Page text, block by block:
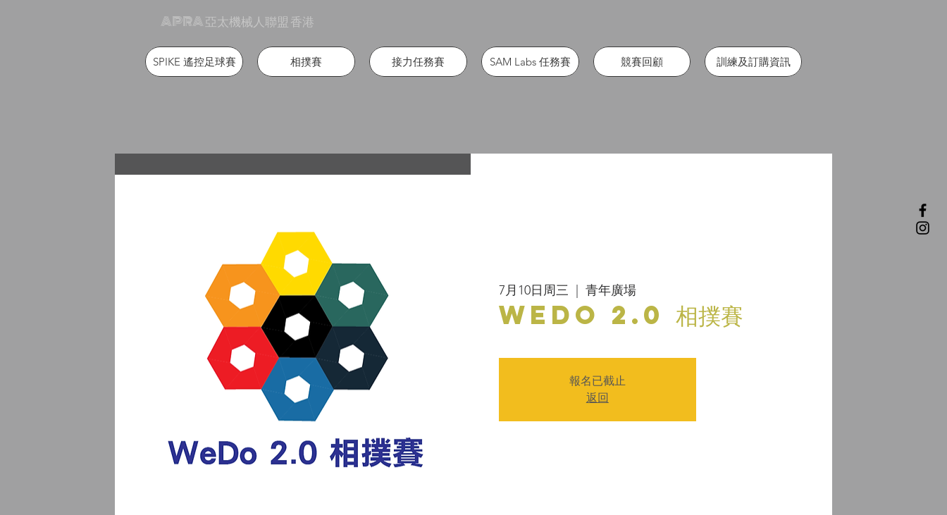
APRA 亞太機械人聯盟 香港
SPIKE 遙控足球賽 相撲賽 接力任務賽 SAM Labs 任務賽 競賽回顧 訓練及訂購資訊
7月10日周三 青年廣場
WeDo 2.0 相撲賽
報名已截止
返回